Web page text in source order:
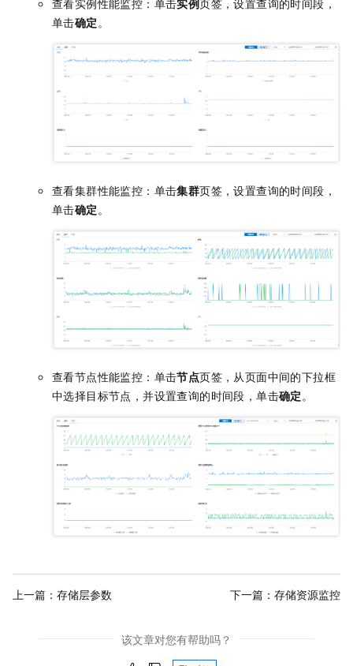
查看实例性能监控：单击实例页签，设置查询的时间段，
单击确定。
查看集群性能监控：单击集群页签，设置查询的时间段，
单击确定 。
查看节点性能监控：单击节点页签，从页面中间的下拉框
中选择目标节点，并设置查询的时间段，单击确定。
上一篇： 存储层参数 下一篇： 存储资源监控
该文章对您有帮助吗？